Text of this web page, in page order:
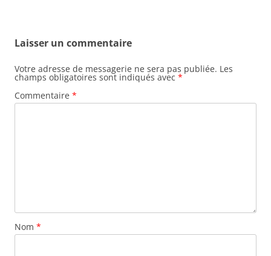
Laisser un commentaire
Votre adresse de messagerie ne sera pas publiée. Les
champs obligatoires sont indiqués avec *
Commentaire *
Nom *